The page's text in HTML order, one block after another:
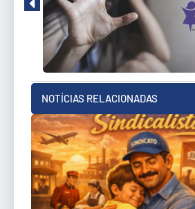
NOTÍCIAS RELACIONADAS